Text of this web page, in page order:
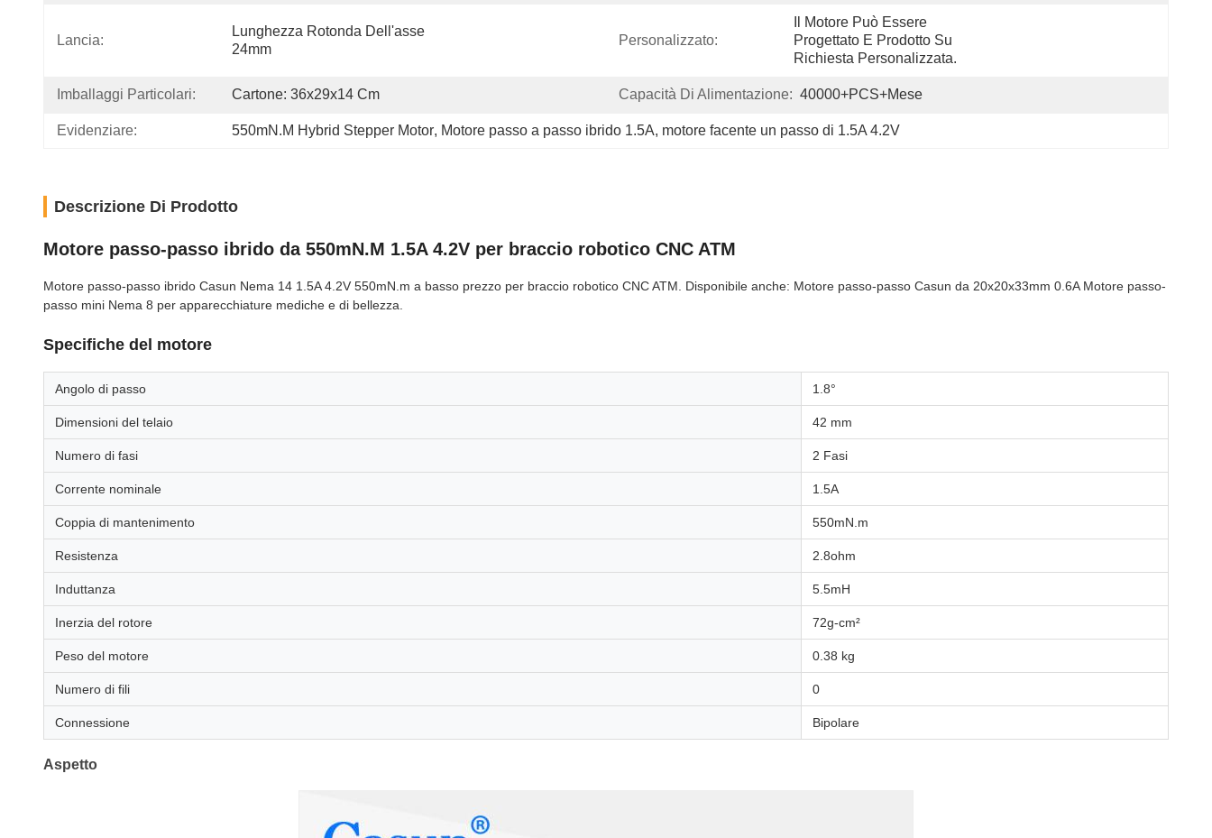
Lancia:
Lunghezza Rotonda Dell'asse
24mm
Personalizzato:
Il Motore Può Essere
Progettato E Prodotto Su
Richiesta Personalizzata.
Imballaggi Particolari: Cartone: 36x29x14 Cm Capacità Di Alimentazione: 40000+PCS+Mese
Evidenziare: 550mN.M Hybrid Stepper Motor, Motore passo a passo ibrido 1.5A, motore facente un passo di 1.5A 4.2V
Descrizione Di Prodotto
Motore passo-passo ibrido da 550mN.M 1.5A 4.2V per braccio robotico CNC ATM
Motore passo-passo ibrido Casun Nema 14 1.5A 4.2V 550mN.m a basso prezzo per braccio robotico CNC ATM. Disponibile anche: Motore passo-passo Casun da 20x20x33mm 0.6A Motore passo-
passo mini Nema 8 per apparecchiature mediche e di bellezza.
Specifiche del motore
Angolo di passo 1.8°
Dimensioni del telaio 42 mm
Numero di fasi 2 Fasi
Corrente nominale 1.5A
Coppia di mantenimento 550mN.m
Resistenza 2.8ohm
Induttanza 5.5mH
Inerzia del rotore 72g-cm²
Peso del motore 0.38 kg
Numero di fili 0
Connessione Bipolare
Aspetto